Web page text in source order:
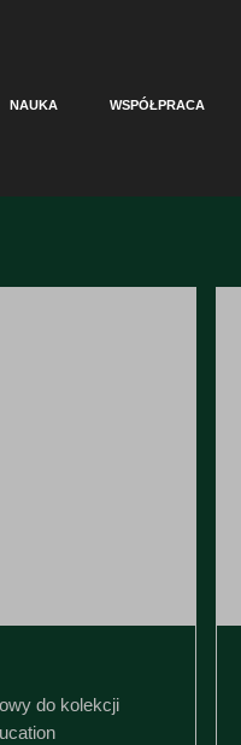
NAUKA WSPÓŁPRACA
do kolekcji